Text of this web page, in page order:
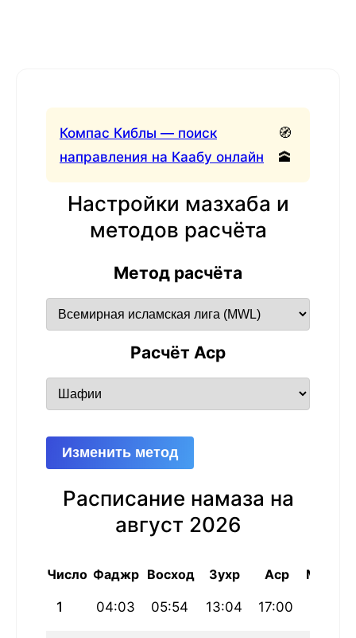
Компас Киблы — поиск
направления на Каабу онлайн
🧭
🕋
Настройки мазхаба и
методов расчёта
Метод расчёта
Расчёт Аср
Изменить метод
Расписание намаза на
август 2026
Число Фаджр Восход Зухр Аср Магриб
1 04:03 05:54 13:04 17:00